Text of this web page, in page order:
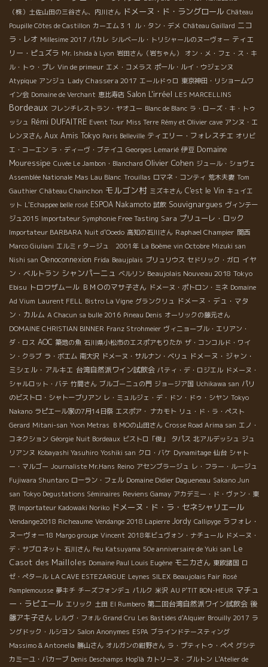
（株）土佐山田の三谷さん、内川さん ドメーヌ・ド・ラングロール Château
Poupille Côtes de Castillon カーエム３１ ル・タン・デメ Château Gaillard ニコ
ラ・レオ Millesime 2017 パカレ シルベール・トリシャールのヌーヴォー ティエ
リー・ピュズラ Mr. Ishida à Lyon 岩田さん（岩ちゃん）
オン・メ・フェ・ス・キ
ル・トゥ・プレ Vin de primeur エメ・コメラス ポール・ルイ・ウジェンヌ
Atypique アンジュ Lady Chassera 2017 エールドゥロ 東京神田・リショームワ
イン会 Domaine de Verchant 恵比寿店 Salon L'irréel LES MARCELLINS
Bordeaux フレンチレストラン・ヤオユー Blanc de Blanc ラ・ローズ・キ・トゥ
ッシュ Rémi DUFAITRE Event Tour Miss Terre Rémy et Olivier cave アンヌ・エ
レンヌさん Aux Amis Tokyo Paris Belleville ティエリー・フォレスチエ オリビ
エ・コーエン ラ・ディーヴ・ブテイユ Georges Lemarié 伊豆 Domaine
Mouressipe Cuvée Le Jambon・Blanchard Olivier Cohen ジュール・ショヴェ
Assemblée Nationale Mas Lau Blanc Trouillas ロマネ・コンティ 荒木夫妻 Tom
Gauthier Château Chainchon モルゴン村 ミズキさん C'est le Vin キュイエ
ット L'Echappee belle rosé ESPOA Nakamoto 試飲 Souvignargues ヴィンテー
ジュ2015 Importateur Symphonie Free Tasting Sara プリューレ・ロック
Importateur BARBARA Nuit d'Ooedo 高知の石川さん Raphael Champier 関西
Marco Giuliani エルミｒタージュ 2001年 La Boème vin Octobre Mizuki san
Nishi san Oenoconnexion Frida Beaujplais ブリュリウス セドリック・ガロ イヤ
ン・ベルトラン シャンパーニュ ベルリン Beaujolais Nouveau 2018 Tokyo
Ebisu トロワザムール ＢＭＯのマサ子さん ドメーヌ・ポトロン・ミネ Domaine
Ad Vium Laurent FELL Bistro La Vigne グランクリュ ドメーヌ・デュ・マタ
ン・カルム A Chacun sa bulle 2016 Pineau Denis オーリックの藤元さん
DOMAINE CHRISTIAN BINNER Franz Strohmeier ヴィニョーブル・エリアン・
ダ・ロス AOC 築地の魚 石川県小松市のエスポアもりたか ザ・コンコルド・ワイ
ン・クラブ ラ・ボエム 南大沢 ドメーヌ・サルナン・ベリュ ドメーヌ・ジャン・
ミシェル・アルキエ 台湾自然派ワイン試飲会 パティ・デ・ロジエル ドメーヌ・
シャルロット・バテ 竹間さん ブルゴーニュの門 ジョージア国 Uchikawa san パリ
のビストロ・シャトーブリアン レ・ミュルジェ・デ・ドン・ドゥ・シヤン Tokyo
Nakano ラピエール家の7月14日祭 エスポア・ ナカモト リュ・ド・ラ・ペスト
Gerard Mitani-san Yvon Metras ＢＭОの山田さん Crosse Road Arima san エノ・
コネクション Géorgie Nuit Bordeaux ビストロ「俊」 タパス 北アルデッシュ ジュ
リアンヌ Kobayashi Yasuhiro Yoshiki san クロ・バケ Dynamitage 仙台 シャト
ー・マルゴー Journaliste Mr.Hans Reino アセンブラージュ レ・フラー・ルージュ
Fujiwara Shuntaro ローラン・フェル Domaine Didier Dagueneau Sakano Jun
san Tokyo Degustations Séminaires Reviens Gamay アカデミー・ド・ヴァン・東
京 Importateur Kadowaki Noriko ドメーヌ・ド・ラ・セネシャリエール
Vendange2018 Richeaume Vendange 2018 Lapierre Jordy Callipyge ラフォレ・
ヌーヴォー18 Margo groupe Vincent 2018年ビュヴォン・ナチュール ドメーヌ・
デ・サブロネット 石川さん Feu Katsuyama 50e anniversaire de Yuki san Le
Casot des Mailloles Domaine Paul Louis Eugène モニカさん 東欧諸国 ロ
ゼ・ぺタール LA CAVE ESTEZARGUE Leynes SILEX Beaujolais Fair Rosé
Pamplemousse 夢キチ チーズフォンデュ パルク 米沢 AU P'TIT BON-HEUR マチュ
ー・ラピエール エリック 土田 El Rumbero 第二回台湾自然派ワイン試飲会 後
藤アキ子さん レルヴ・フォル Grand Cru Les Bastides d'Alquier Brouilly 2017 ラ
ングドック・ルシヨン Salon Anonymes ESPA ブラインドテースティング
Massimo & Antonella 勝山さん オルガンの紺野さん ラ・プティトゥ・ペペ グシテ
カミーユ・バカーブ Denis Deschamps Hop'là カトリーヌ・ブルトン L'Atelier de